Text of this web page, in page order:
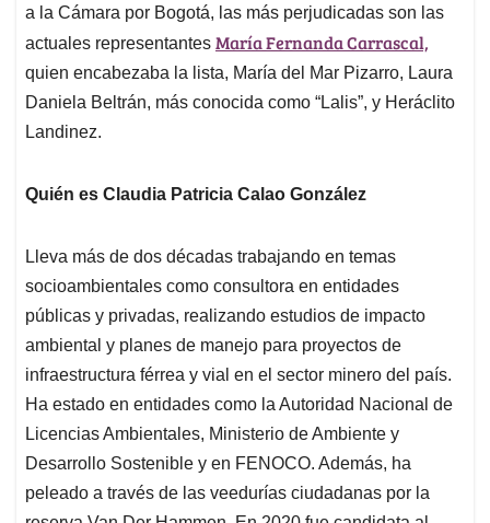
a la Cámara por Bogotá, las más perjudicadas son las
actuales representantes María Fernanda Carrascal,
quien encabezaba la lista, María del Mar Pizarro, Laura
Daniela Beltrán, más conocida como “Lalis”, y Heráclito
Landinez.
Quién es Claudia Patricia Calao González
Lleva más de dos décadas trabajando en temas
socioambientales como consultora en entidades
públicas y privadas, realizando estudios de impacto
ambiental y planes de manejo para proyectos de
infraestructura férrea y vial en el sector minero del país.
Ha estado en entidades como la Autoridad Nacional de
Licencias Ambientales, Ministerio de Ambiente y
Desarrollo Sostenible y en FENOCO. Además, ha
peleado a través de las veedurías ciudadanas por la